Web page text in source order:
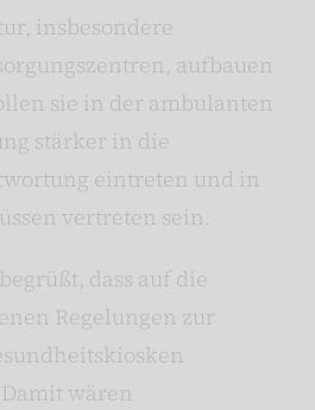
insbesondere
aufbauen
sie in der ambulanten
stärker in die
eintreten und in
vertreten sein.
dass auf die
Regelungen zur
wären